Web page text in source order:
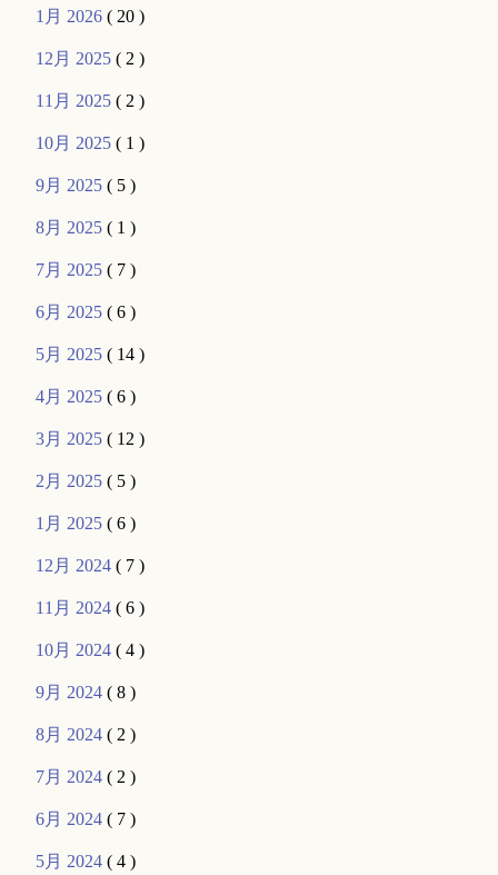
1月 2026( 20 )
12月 2025( 2 )
11月 2025( 2 )
10月 2025( 1 )
9月 2025( 5 )
8月 2025( 1 )
7月 2025( 7 )
6月 2025( 6 )
5月 2025( 14 )
4月 2025( 6 )
3月 2025( 12 )
2月 2025( 5 )
1月 2025( 6 )
12月 2024( 7 )
11月 2024( 6 )
10月 2024( 4 )
9月 2024( 8 )
8月 2024( 2 )
7月 2024( 2 )
6月 2024( 7 )
5月 2024( 4 )